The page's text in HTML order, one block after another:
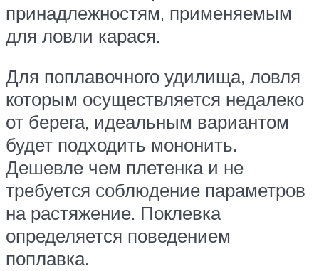
принадлежностям, применяемым
для ловли карася.
Для поплавочного удилища, ловля
которым осуществляется недалеко
от берега, идеальным вариантом
будет подходить мононить.
Дешевле чем плетенка и не
требуется соблюдение параметров
на растяжение. Поклевка
определяется поведением
поплавка.